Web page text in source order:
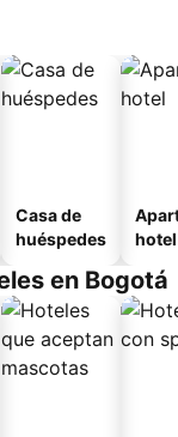
Casa de
huéspedes
hotel
en Bogotá